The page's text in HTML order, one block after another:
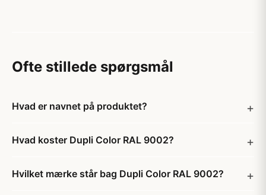
Ofte stillede spørgsmål
Hvad er navnet på produktet?
Hvad koster Dupli Color RAL 9002?
Hvilket mærke står bag Dupli Color RAL 9002?